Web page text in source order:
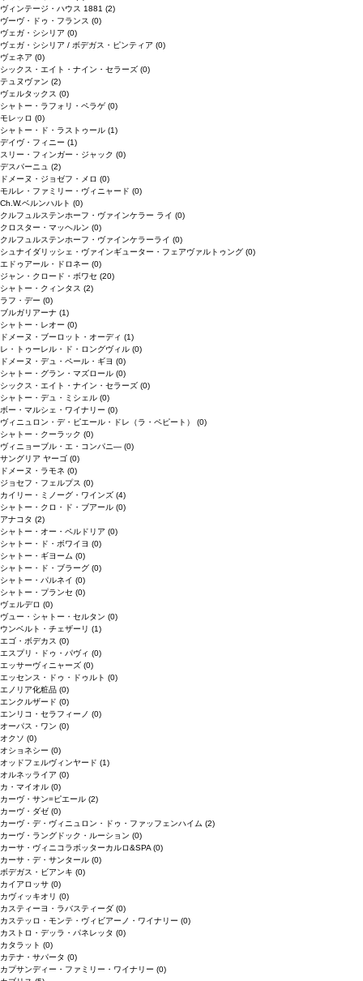
ヴィンテージ・ハウス 1881 (2)
ヴーヴ・ドゥ・フランス (0)
ヴェガ・シシリア (0)
ヴェガ・シシリア / ボデガス・ピンティア (0)
ヴェネア (0)
シックス・エイト・ナイン・セラーズ (0)
テュヌヴァン (2)
ヴェルタックス (0)
シャトー・ラフォリ・ペラゲ (0)
モレッロ (0)
シャトー・ド・ラストゥール (1)
デイヴ・フィニー (1)
スリー・フィンガー・ジャック (0)
デスパーニュ (2)
ドメーヌ・ジョゼフ・メロ (0)
モルレ・ファミリー・ヴィニャード (0)
Ch.W.ベルンハルト (0)
クルフュルステンホーフ・ヴァインケラー ライ (0)
クロスター・マッヘルン (0)
クルフュルステンホーフ・ヴァインケラーライ (0)
シュナイダリッシェ・ヴァインギューター・フェアヴァルトゥング (0)
エドゥアール・ドロネー (0)
ジャン・クロード・ボワセ (20)
シャトー・クィンタス (2)
ラフ・デー (0)
ブルガリアーナ (1)
シャトー・レオー (0)
ドメーヌ・ブーロット・オーディ (1)
レ・トゥーレル・ド・ロングヴィル (0)
ドメーヌ・デュ・ペール・ギヨ (0)
シャトー・グラン・マズロール (0)
シックス・エイト・ナイン・セラーズ (0)
シャトー・デュ・ミシェル (0)
ボー・マルシェ・ワイナリー (0)
ヴィニュロン・デ・ピエール・ドレ（ラ・ペピート） (0)
シャトー・クーラック (0)
ヴィニョーブル・エ・コンパニ― (0)
サングリア ヤーゴ (0)
ドメーヌ・ラモネ (0)
ジョセフ・フェルプス (0)
カイリー・ミノーグ・ワインズ (4)
シャトー・クロ・ド・ブアール (0)
アナコタ (2)
シャトー・オー・ペルドリア (0)
シャトー・ド・ボワイヨ (0)
シャトー・ギヨーム (0)
シャトー・ド・ブラーグ (0)
シャトー・パルネイ (0)
シャトー・プランセ (0)
ヴェルデロ (0)
ヴュー・シャトー・セルタン (0)
ウンベルト・チェザーリ (1)
エゴ・ボデカス (0)
エスプリ・ドゥ・パヴィ (0)
エッサーヴィニャーズ (0)
エッセンス・ドゥ・ドゥルト (0)
エノリア化粧品 (0)
エンクルザード (0)
エンリコ・セラフィーノ (0)
オーパス・ワン (0)
オクソ (0)
オショネシー (0)
オッドフェルヴィンヤード (1)
オルネッライア (0)
カ・マイオル (0)
カーヴ・サン=ピエール (2)
カーヴ・ダゼ (0)
カーヴ・デ・ヴィニュロン・ドゥ・ファッフェンハイム (2)
カーヴ・ラングドック・ルーション (0)
カーサ・ヴィニコラボッターカルロ&SPA (0)
カーサ・デ・サンタール (0)
ボデガス・ビアンキ (0)
カイアロッサ (0)
カヴィッキオリ (0)
カスティーヨ・ラバスティーダ (0)
カステッロ・モンテ・ヴィビアーノ・ワイナリー (0)
カストロ・デッラ・パネレッタ (0)
カタラット (0)
カテナ・サパータ (0)
カプサンディー・ファミリー・ワイナリー (0)